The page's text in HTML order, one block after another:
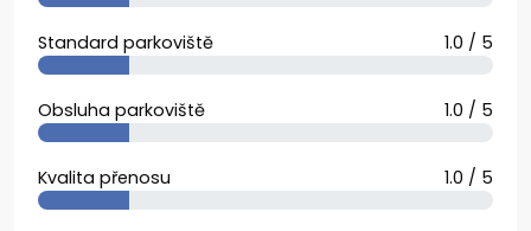
Standard parkoviště 1.0 / 5
Obsluha parkoviště 1.0 / 5
Kvalita přenosu 1.0 / 5